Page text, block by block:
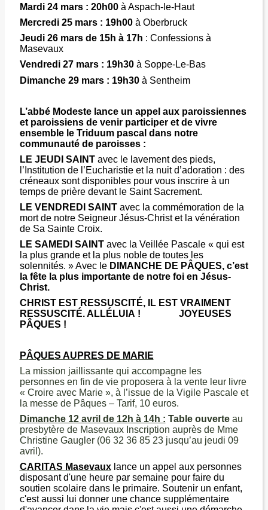
Mardi 24 mars : 20h00 à Aspach-le-Haut
Mercredi 25 mars : 19h00 à Oberbruck
Jeudi 26 mars de 15h à 17h : Confessions à
Masevaux
Vendredi 27 mars : 19h30 à Soppe-Le-Bas
Dimanche 29 mars : 19h30à Sentheim
L’abbé Modeste lance un appel aux paroissiennes
et paroissiens de venir participer et de vivre
ensemble le Triduum pascal dans notre
communauté de paroisses :
LE JEUDI SAINT avec le lavement des pieds,
l’Institution de l’Eucharistie et la nuit d’adoration : des
créneaux sont disponibles pour vous inscrire à un
temps de prière devant le Saint Sacrement.
LE VENDREDI SAINTavec la commémoration de la
mort de notre Seigneur Jésus-Christ et la vénération
de Sa Sainte Croix.
LE SAMEDI SAINTavec la Veillée Pascale « qui est
la plus grande et la plus noble de toutes les
solennités. » Avec le DIMANCHE DE PÂQUES, c’est
la fête la plus importante de notre foi en Jésus-
Christ.
CHRIST EST RESSUSCITÉ, IL EST VRAIMENT
RESSUSCITÉ. ALLÉLUIA ! JOYEUSES
PÂQUES !
PÂQUES AUPRES DE MARIE
La mission jaillissante qui accompagne les
personnes en fin de vie proposera à la vente leur livre
« Croire avec Marie », à l’issue de la Vigile Pascale et
la messe de Pâques – Tarif, 10 euros.
Dimanche 12 avril de 12h à 14h : Table ouverteau
presbytère de Masevaux Inscription auprès de Mme
Christine Gaugler (06 32 36 85 23 jusqu’au jeudi 09
avril).
CARITAS Masevauxlance un appel aux personnes
disposant d'une heure par semaine pour faire du
soutien scolaire dans le primaire. Soutenir un enfant,
c'est aussi lui donner une chance supplémentaire